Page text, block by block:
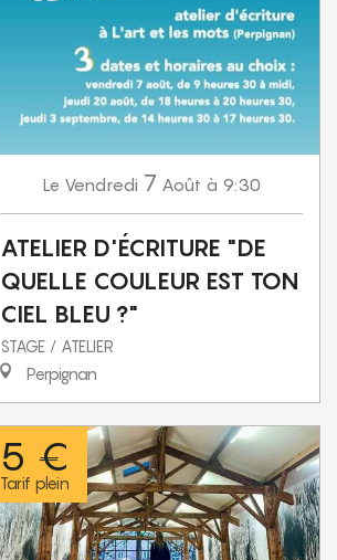
Le Vendredi 7 Août à 9:30
ATELIER D'ÉCRITURE "DE
QUELLE COULEUR EST TON
CIEL BLEU ?"
STAGE / ATELIER
Perpignan
5 €
Tarif plein